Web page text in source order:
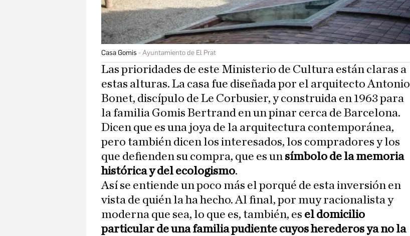
Casa Gomis Ayuntamiento de El Prat
Las prioridades de este Ministerio de Cultura están claras a
estas alturas. La casa fue diseñada por el arquitecto Antonio
Bonet, discípulo de Le Corbusier, y construida en 1963 para
la familia Gomis Bertrand en un pinar cerca de Barcelona.
Dicen que es una joya de la arquitectura contemporánea,
pero también dicen los interesados, los compradores y los
que defienden su compra, que es un símbolo de la memoria
histórica y del ecologismo.
Así se entiende un poco más el porqué de esta inversión en
vista de quién la ha hecho. Al final, por muy racionalista y
moderna que sea, lo que es, también, es el domicilio
particular de una familia pudiente cuyos herederos ya no la